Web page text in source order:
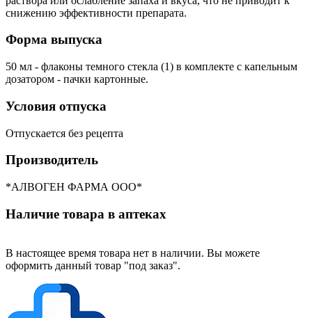
снижению эффективности препарата.
Форма выпуска
50 мл - флаконы темного стекла (1) в комплекте с капельным
дозатором - пачки картонные.
Условия отпуска
Отпускается без рецепта
Производитель
*АЛВОГЕН ФАРМА ООО*
Наличие товара в аптеках
В настоящее время товара нет в наличии. Вы можете
оформить данный товар "под заказ".